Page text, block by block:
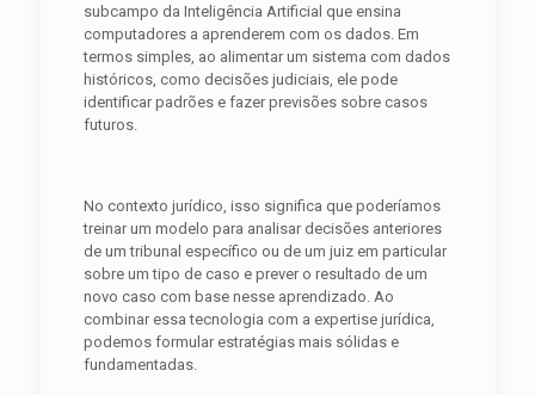
subcampo da Inteligência Artificial que ensina
computadores a aprenderem com os dados. Em
termos simples, ao alimentar um sistema com dados
históricos, como decisões judiciais, ele pode
identificar padrões e fazer previsões sobre casos
futuros.
No contexto jurídico, isso significa que poderíamos
treinar um modelo para analisar decisões anteriores
de um tribunal específico ou de um juiz em particular
sobre um tipo de caso e prever o resultado de um
novo caso com base nesse aprendizado. Ao
combinar essa tecnologia com a expertise jurídica,
podemos formular estratégias mais sólidas e
fundamentadas.